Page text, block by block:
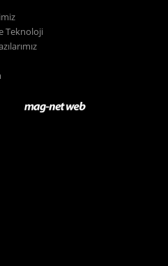
Teknoloji